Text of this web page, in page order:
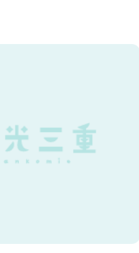
ローはグループ・家族